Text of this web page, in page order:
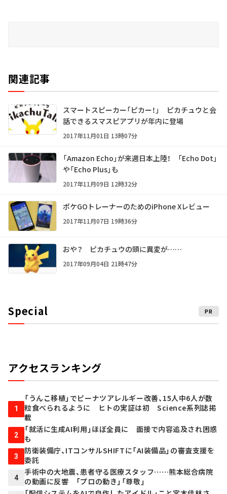
関連記事
スマートスピーカー「ピカー！」 ピカチュウと会
話できるスマスピアプリが年内に登場
2017年11月01日 13時07分
「Amazon Echo」が来週日本上陸！ 「Echo Dot」
や「Echo Plus」も
2017年11月09日 12時32分
ポケGOトレーナーのためのiPhone Xレビュー
2017年11月07日 19時36分
おや？ ピカチュウの頭に異変が……
2017年09月04日 21時47分
Special PR
アクセスランキング
1
「うんこ移植」でピーナツアレルギー改善、15人中6人が数
粒食べられるように ヒトの実証は初 Science系列誌掲
載
2
「就活に生成AI利用」ほぼ全員に 面接で内容追及され困惑
も
3
防衛装備庁、ITコンサルSHIFTに「AI装備品」の審査支援を
委託
4
手術中の大地震、患者守る医療スタッフ……熊本総合病院
の動画に反響 「プロの動き」「尊敬」